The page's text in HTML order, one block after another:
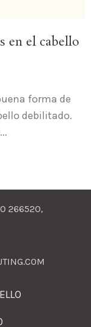
en el cabello
forma de
debilitado.
266520,